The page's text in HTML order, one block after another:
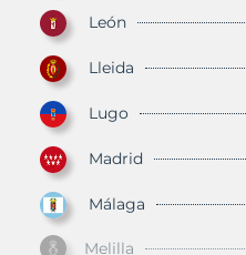
León
Lleida
Lugo
Madrid
Málaga
Melilla